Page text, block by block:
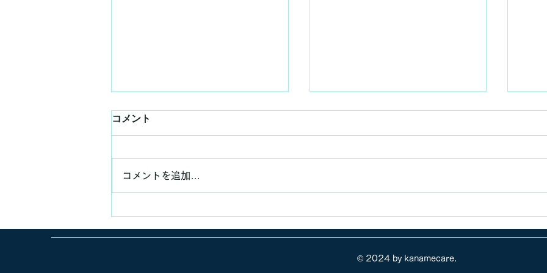
✨😊
サボり気味なアメブロとイン
していてくれたことを知り、全然
ですｗ たまには、近況報告がて
らに、ブログ投稿したいと思いま
コメント
コメントを追加…
© 2024 by kanamecare.